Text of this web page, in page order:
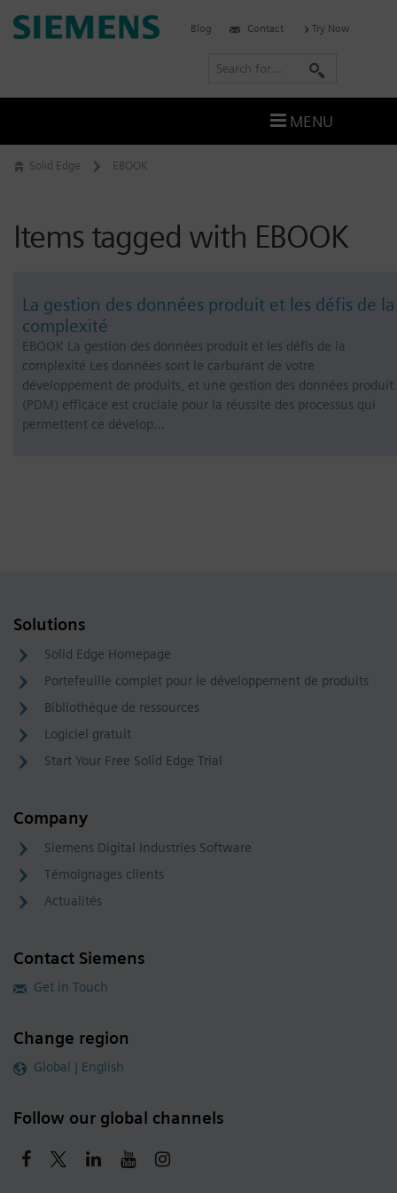
Skip
to
Solid Edge EBOOK
Items tagged with EBOOK
La gestion des données produit et les défis de la
complexité
EBOOK La gestion des données produit et les défis de la
complexité Les données sont le carburant de votre
développement de produits, et une gestion des données produit
(PDM) efficace est cruciale pour la réussite des processus qui
permettent ce dévelop…
Solutions
Solid Edge Homepage
Portefeuille complet pour le développement de produits
Bibliothèque de ressources
Logiciel gratuit
Start Your Free Solid Edge Trial
Company
Siemens Digital Industries Software
Témoignages clients
Actualités
Contact Siemens
Get in Touch
Change region
Global | English
Follow our global channels
Siemens
Industries
Blog Contact Try Now
r
MENU